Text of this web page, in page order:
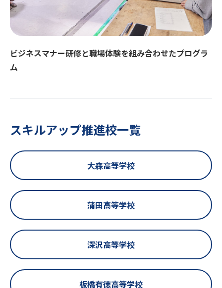
ビジネスマナー研修と職場体験を組み合わせたプログラ
ム
スキルアップ推進校一覧
大森高等学校
蒲田高等学校
深沢高等学校
板橋有徳高等学校